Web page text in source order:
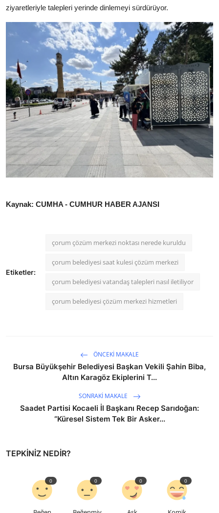
ziyaretleriyle talepleri yerinde dinlemeyi sürdürüyor.
Kaynak: CUMHA - CUMHUR HABER AJANSI
Etiketler:
çorum çözüm merkezi noktası nerede kuruldu
çorum belediyesi saat kulesi çözüm merkezi
çorum belediyesi vatandaş talepleri nasıl iletiliyor
çorum belediyesi çözüm merkezi hizmetleri
ÖNCEKI MAKALE
Bursa Büyükşehir Belediyesi Başkan Vekili Şahin Biba,
Altın Karagöz Ekiplerini T...
SONRAKI MAKALE
Saadet Partisi Kocaeli İl Başkanı Recep Sarıdoğan:
“Küresel Sistem Tek Bir Asker...
TEPKINIZ NEDIR?
0 0 0 0